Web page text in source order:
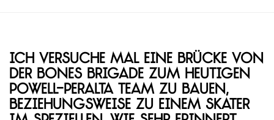
Ich versuche mal eine Brücke von
der Bones Brigade zum heutigen
Powell-Peralta Team zu bauen,
beziehungsweise zu einem Skater